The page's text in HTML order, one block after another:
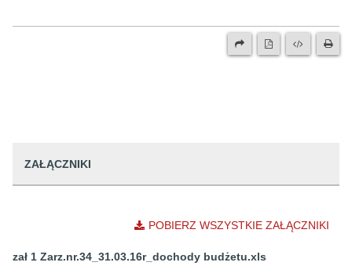
ZAŁĄCZNIKI
POBIERZ WSZYSTKIE ZAŁĄCZNIKI
zał 1 Zarz.nr.34_31.03.16r_dochody budżetu.xls